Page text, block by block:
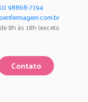
98868-7194
8h às 18h (exceto
Contato